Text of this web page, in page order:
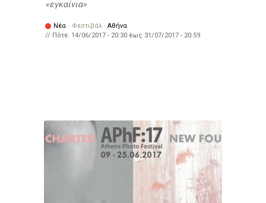
εγκαίνια
Νέα · Φεστιβάλ · Αθήνα
// Πότε: 14/06/2017 - 20:30 έως 31/07/2017 - 20:59